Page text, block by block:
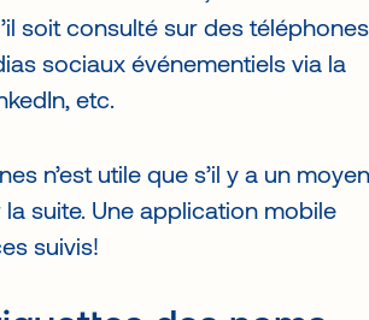
de rencontres, afficher
soit consulté sur des téléphones
sociaux événementiels via la
n’est utile que s’il y a un moyen
suite. Une application mobile